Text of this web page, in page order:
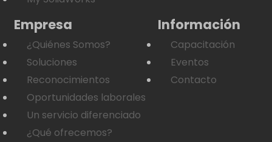
Empresa
¿Quiénes Somos?
Soluciones
Reconocimientos
Oportunidades laborales
Un servicio diferenciado
¿Qué ofrecemos?
Información
Capacitación
Eventos
Contacto